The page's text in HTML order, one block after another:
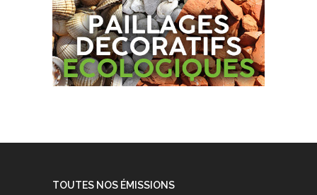
TOUTES NOS ÉMISSIONS